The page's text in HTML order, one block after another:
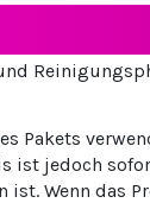
Pakets
ist jedoch
Wenn